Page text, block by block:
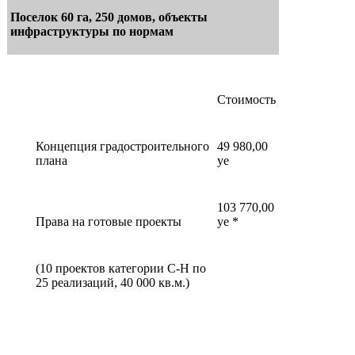
Поселок 60 га, 250 домов, объекты
инфраструктуры по нормам
Стоимость
Концепция градостроительного
плана
49 980,00
уе
Права на готовые проекты
103 770,00
уе *
(10 проектов категории C-H по
25 реализаций, 40 000 кв.м.)